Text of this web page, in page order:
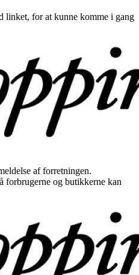
linket, for at kunne komme i gang
af forretningen.
forbrugerne og butikkerne kan